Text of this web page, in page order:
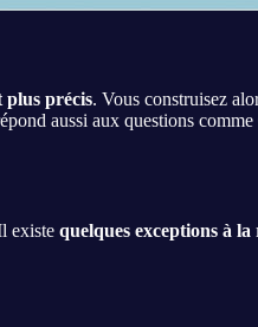
plus précis. Vous construisez
aussi aux questions
existe quelques exceptions à la